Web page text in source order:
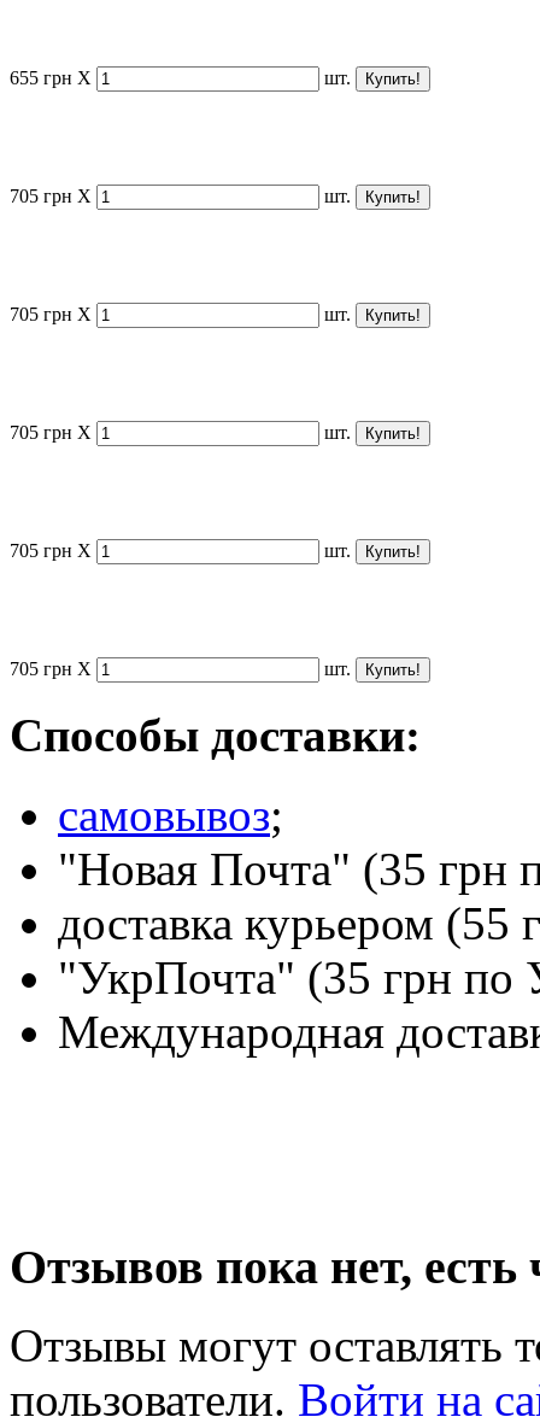
655 грн X шт.
705 грн X шт.
705 грн X шт.
705 грн X шт.
705 грн X шт.
705 грн X шт.
Способы доставки:
самовывоз;
"Новая Почта" (35 грн
доставка курьером (55
"УкрПочта" (35 грн по
Международная
Отзывов пока нет,
Отзывы могут оставлять
пользователи. Войти на